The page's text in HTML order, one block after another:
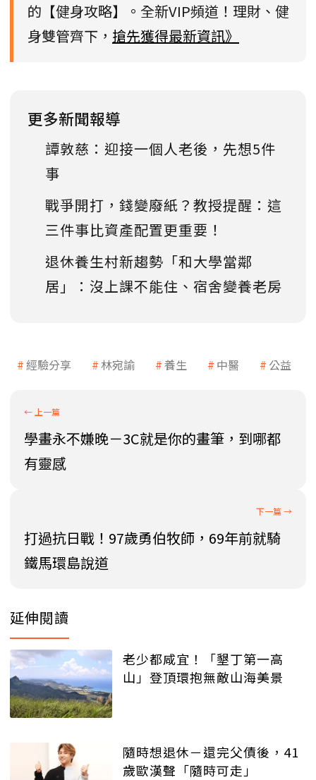
的【健身攻略】。全新VIP頻道！理財、健
身雙管齊下， 搶先獲得最新資訊》
更多新聞報導
譚敦慈：迎接一個人老後，先想5件
事
戰爭開打，錢變廢紙？教授提醒：這
三件事比資產配置更重要！
退休養生村新趨勢「和大學當鄰
居」：沒上課不能住、宿舍變養老房
經驗分享 林宛諭 養生 中醫 公益
學畫永不嫌晚－3C就是你的畫筆，到哪都
有靈感
打過抗日戰！97歲勇伯牧師，69年前就騎
鐵馬環島說道
延伸閱讀
老少都咸宜！「墾丁第一高
山」登頂環抱無敵山海美景
隨時想退休－還完父債後，41
歲歐漢聲「隨時可走」